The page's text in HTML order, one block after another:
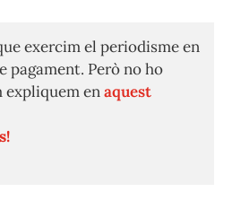
exercim el periodisme en
pagament. Però no ho
expliquem enaquest